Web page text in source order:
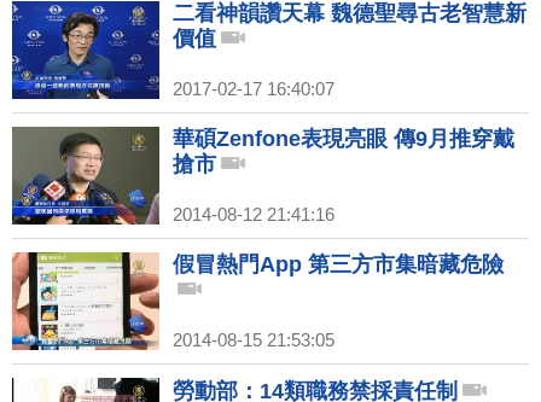
二看神韻讚天幕 魏德聖尋古老智慧新
價值
2017-02-17 16:40:07
華碩Zenfone表現亮眼 傳9月推穿戴
搶市
2014-08-12 21:41:16
假冒熱門App 第三方市集暗藏危險
2014-08-15 21:53:05
勞動部：14類職務禁採責任制